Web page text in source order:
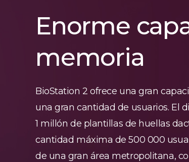
Enorme
memoria
BioStation 2 ofrece una gran
una gran cantidad de usuarios. El
1 millón de plantillas de huellas
cantidad máxima de 500 000
de una gran área metropolitana,